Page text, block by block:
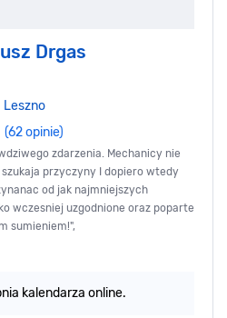
Drgas
Leszno
(62 opinie)
zdarzenia. Mechanicy nie
przyczyny I dopiero wtedy
od jak najmniejszych
wczesniej uzgodnione oraz poparte
sumieniem!",
kalendarza online.